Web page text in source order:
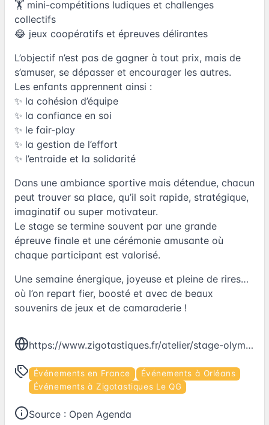
🏋️ mini-compétitions ludiques et challenges
collectifs
😂 jeux coopératifs et épreuves délirantes
L’objectif n’est pas de gagner à tout prix, mais de
s’amuser, se dépasser et encourager les autres.
Les enfants apprennent ainsi :
✨ la cohésion d’équipe
✨ la confiance en soi
✨ le fair-play
✨ la gestion de l’effort
✨ l’entraide et la solidarité
Dans une ambiance sportive mais détendue, chacun
peut trouver sa place, qu’il soit rapide, stratégique,
imaginatif ou super motivateur.
Le stage se termine souvent par une grande
épreuve finale et une cérémonie amusante où
chaque participant est valorisé.
Une semaine énergique, joyeuse et pleine de rires…
où l’on repart fier, boosté et avec de beaux
souvenirs de jeux et de camaraderie !
https://www.zigotastiques.fr/atelier/stage-olympiades/
Événements en France
Événements à Orléans
Événements à Zigotastiques Le QG
Source : Open Agenda